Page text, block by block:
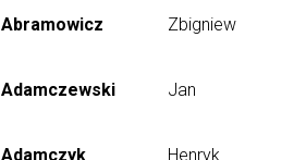
Abramowicz Zbigniew
Adamczewski Jan
Adamczyk Henryk